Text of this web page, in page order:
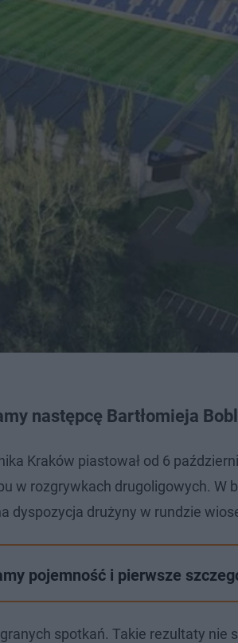
następcę Bartłomieja
Kraków piastował od 6
w rozgrywkach drugoligowych. W
dyspozycja drużyny w rundzie
pojemność i pierwsze
spotkań. Takie rezultaty nie